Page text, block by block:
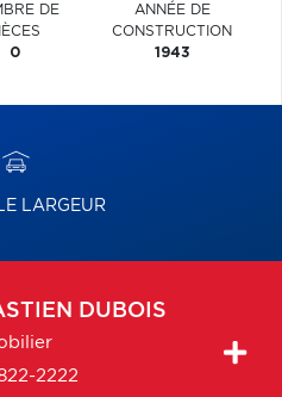
DE
0
ANNÉE DE
CONSTRUCTION
1943
LARGEUR
DUBOIS
2222